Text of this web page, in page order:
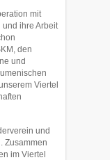
mit
und ihre Arbeit
den
und
Viertel
und
Zusammen
im Viertel